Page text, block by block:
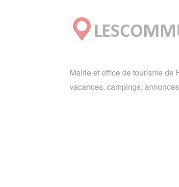
Mairie et office de tourisme de
vacances, campings,